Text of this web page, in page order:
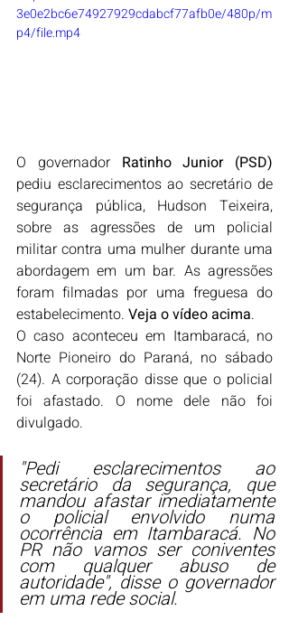
3e0e2bc6e74927929cdabcf77afb0e/480p/m
p4/file.mp4
O governador Ratinho Junior (PSD
pediu esclarecimentos ao secretário de
segurança pública, Hudson Teixeira,
sobre as agressões de um policial
militar contra uma mulher durante uma
abordagem em um bar. As agressões
foram filmadas por uma freguesa do
estabelecimento. Veja o vídeo acima.
O caso aconteceu em Itambaracá, no
Norte Pioneiro do Paraná, no sábado
(24). A corporação disse que o policial
foi afastado. O nome dele não foi
divulgado.
"Pedi esclarecimentos ao
secretário da segurança, que
mandou afastar imediatamente
o policial envolvido numa
ocorrência em Itambaracá. No
PR não vamos ser coniventes
com qualquer abuso de
autoridade", disse o governador
em uma rede social.